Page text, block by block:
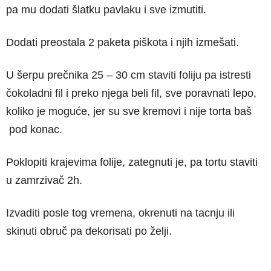
pa mu dodati šlatku pavlaku i sve izmutiti.
Dodati preostala 2 paketa piškota i njih izmešati.
U šerpu prečnika 25 – 30 cm staviti foliju pa istresti
čokoladni fil i preko njega beli fil, sve poravnati lepo,
koliko je moguće, jer su sve kremovi i nije torta baš
pod konac.
Poklopiti krajevima folije, zategnuti je, pa tortu staviti
u zamrzivač 2h.
Izvaditi posle tog vremena, okrenuti na tacnju ili
skinuti obruč pa dekorisati po želji.